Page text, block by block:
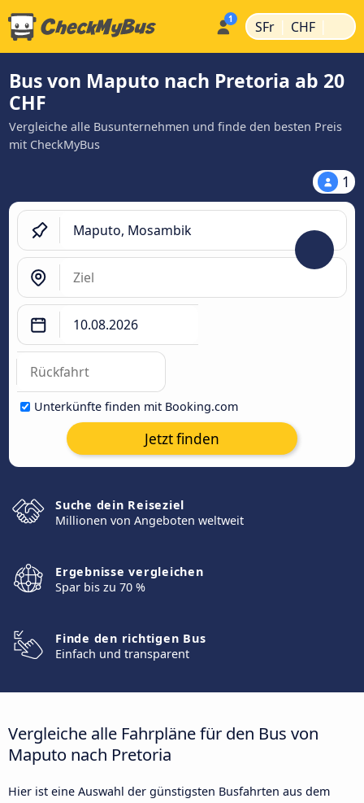
SFr | CHF |
Bus von Maputo nach Pretoria ab 20
CHF
Vergleiche alle Busunternehmen und finde den besten Preis
mit CheckMyBus
1
Unterkünfte finden mit Booking.com
Jetzt finden
Suche dein Reiseziel
Millionen von Angeboten weltweit
Ergebnisse vergleichen
Spar bis zu 70 %
Finde den richtigen Bus
Einfach und transparent
Vergleiche alle Fahrpläne für den Bus von
Maputo nach Pretoria
Hier ist eine Auswahl der günstigsten Busfahrten aus dem